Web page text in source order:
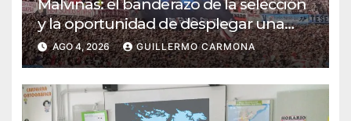
Malvinas: el banderazo de la selección
y la oportunidad de desplegar una
diplomacia soberana
AGO 4, 2026 GUILLERMO CARMONA